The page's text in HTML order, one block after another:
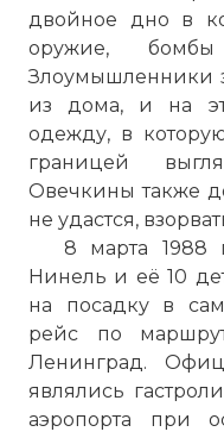
двойное дно в
оружие,
Злоумышленники
из дома, и на
одежду, в
границей
Овечкины также
не удастся,
8 марта 1988
Нинель и её 10
на посадку в
рейс по
Ленинград.
являлись
аэропорта при